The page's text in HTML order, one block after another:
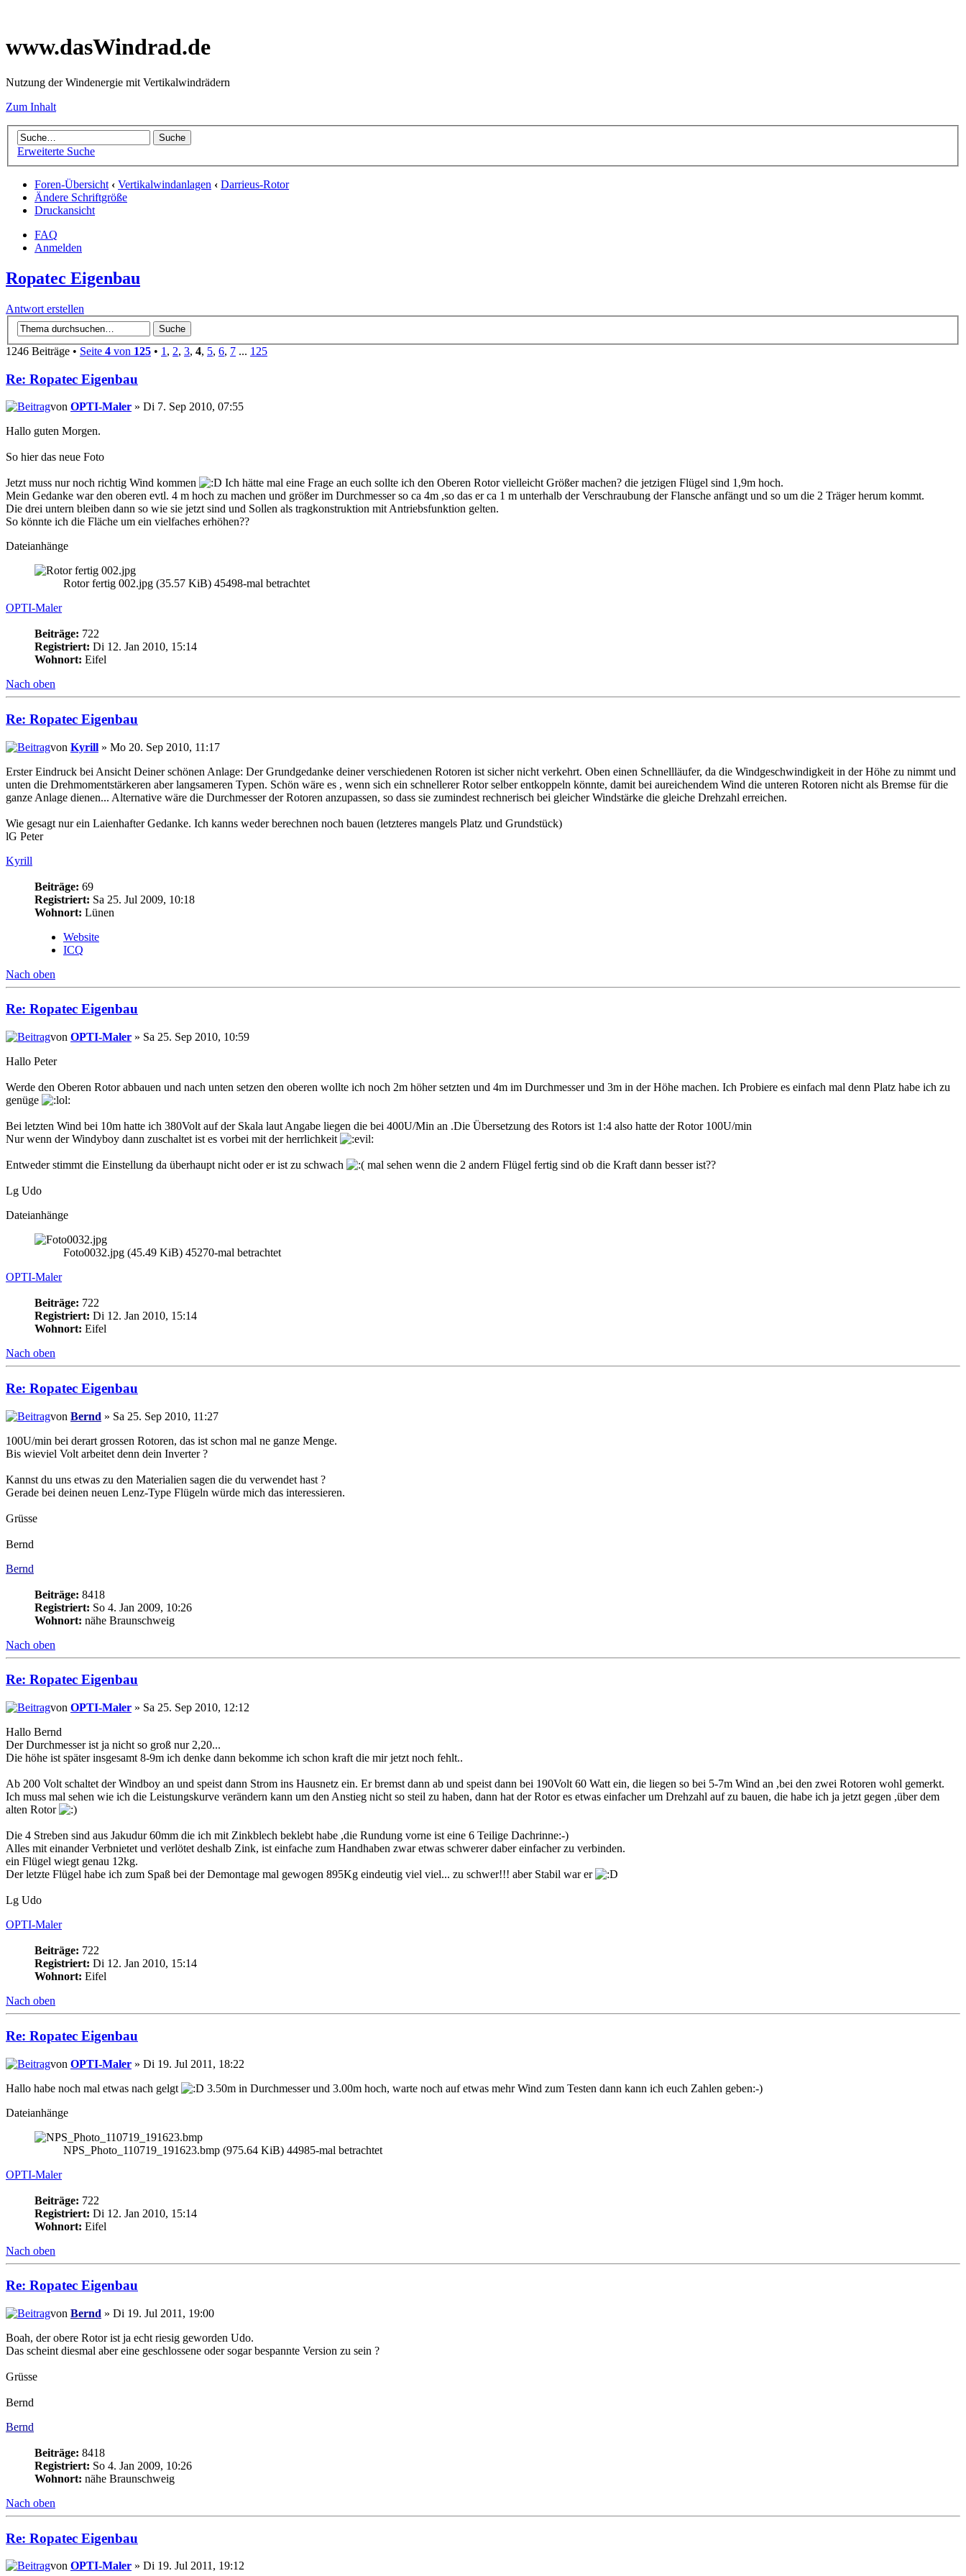
www.dasWindrad.de
Nutzung der Windenergie mit Vertikalwindrädern
Zum Inhalt
Erweiterte Suche
Foren-Übersicht ‹ Vertikalwindanlagen ‹ Darrieus-Rotor
Ändere Schriftgröße
Druckansicht
FAQ
Anmelden
Ropatec Eigenbau
Antwort erstellen
1246 Beiträge • Seite 4 von 125 • 1 , 2, 3, 4, 5, 6, 7 ... 125
Re: Ropatec Eigenbau
von OPTI-Maler » Di 7. Sep 2010, 07:55
Hallo guten Morgen.
So hier das neue Foto
Jetzt muss nur noch richtig Wind kommen
Ich hätte mal eine Frage an euch sollte ich den Oberen Rotor vielleicht Größer machen? die jetzigen Flügel sind 1,9m hoch.
Mein Gedanke war den oberen evtl. 4 m hoch zu machen und größer im Durchmesser so ca 4m ,so das er ca 1 m unterhalb der Verschraubung der Flansche anfängt und so um die 2 Träger herum kommt.
Die drei untern bleiben dann so wie sie jetzt sind und Sollen als tragkonstruktion mit Antriebsfunktion gelten.
So könnte ich die Fläche um ein vielfaches erhöhen??
Dateianhänge
Rotor fertig 002.jpg (35.57 KiB) 45498-mal betrachtet
OPTI-Maler
Beiträge: 722
Registriert: Di 12. Jan 2010, 15:14
Wohnort: Eifel
Nach oben
Re: Ropatec Eigenbau
von Kyrill » Mo 20. Sep 2010, 11:17
Erster Eindruck bei Ansicht Deiner schönen Anlage: Der Grundgedanke deiner verschiedenen Rotoren ist sicher nicht verkehrt. Oben einen Schnellläufer, da die Windgeschwindigkeit in der Höhe zu nimmt und
unten die Drehmomentstärkeren aber langsameren Typen. Schön wäre es , wenn sich ein schnellerer Rotor selber entkoppeln könnte, damit bei aureichendem Wind die unteren Rotoren nicht als Bremse für die
ganze Anlage dienen... Alternative wäre die Durchmesser der Rotoren anzupassen, so dass sie zumindest rechnerisch bei gleicher Windstärke die gleiche Drehzahl erreichen.
Wie gesagt nur ein Laienhafter Gedanke. Ich kanns weder berechnen noch bauen (letzteres mangels Platz und Grundstück)
lG Peter
Kyrill
Beiträge: 69
Registriert: Sa 25. Jul 2009, 10:18
Wohnort: Lünen
Website
ICQ
Nach oben
Re: Ropatec Eigenbau
von OPTI-Maler » Sa 25. Sep 2010, 10:59
Hallo Peter
Werde den Oberen Rotor abbauen und nach unten setzen den oberen wollte ich noch 2m höher setzten und 4m im Durchmesser und 3m in der Höhe machen. Ich Probiere es einfach mal denn Platz habe ich zu
genüge
Bei letzten Wind bei 10m hatte ich 380Volt auf der Skala laut Angabe liegen die bei 400U/Min an .Die Übersetzung des Rotors ist 1:4 also hatte der Rotor 100U/min
Nur wenn der Windyboy dann zuschaltet ist es vorbei mit der herrlichkeit
Entweder stimmt die Einstellung da überhaupt nicht oder er ist zu schwach mal sehen wenn die 2 andern Flügel fertig sind ob die Kraft dann besser ist??
Lg Udo
Dateianhänge
Foto0032.jpg (45.49 KiB) 45270-mal betrachtet
OPTI-Maler
Beiträge: 722
Registriert: Di 12. Jan 2010, 15:14
Wohnort: Eifel
Nach oben
Re: Ropatec Eigenbau
von Bernd » Sa 25. Sep 2010, 11:27
100U/min bei derart grossen Rotoren, das ist schon mal ne ganze Menge.
Bis wieviel Volt arbeitet denn dein Inverter ?
Kannst du uns etwas zu den Materialien sagen die du verwendet hast ?
Gerade bei deinen neuen Lenz-Type Flügeln würde mich das interessieren.
Grüsse
Bernd
Bernd
Beiträge: 8418
Registriert: So 4. Jan 2009, 10:26
Wohnort: nähe Braunschweig
Nach oben
Re: Ropatec Eigenbau
von OPTI-Maler » Sa 25. Sep 2010, 12:12
Hallo Bernd
Der Durchmesser ist ja nicht so groß nur 2,20...
Die höhe ist später insgesamt 8-9m ich denke dann bekomme ich schon kraft die mir jetzt noch fehlt..
Ab 200 Volt schaltet der Windboy an und speist dann Strom ins Hausnetz ein. Er bremst dann ab und speist dann bei 190Volt 60 Watt ein, die liegen so bei 5-7m Wind an ,bei den zwei Rotoren wohl gemerkt.
Ich muss mal sehen wie ich die Leistungskurve verändern kann um den Anstieg nicht so steil zu haben, dann hat der Rotor es etwas einfacher um Drehzahl auf zu bauen, die habe ich ja jetzt gegen ,über dem
alten Rotor
Die 4 Streben sind aus Jakudur 60mm die ich mit Zinkblech beklebt habe ,die Rundung vorne ist eine 6 Teilige Dachrinne:-)
Alles mit einander Verbnietet und verlötet deshalb Zink, ist einfache zum Handhaben zwar etwas schwerer daber einfacher zu verbinden.
ein Flügel wiegt genau 12kg.
Der letzte Flügel habe ich zum Spaß bei der Demontage mal gewogen 895Kg eindeutig viel viel... zu schwer!!! aber Stabil war er
Lg Udo
OPTI-Maler
Beiträge: 722
Registriert: Di 12. Jan 2010, 15:14
Wohnort: Eifel
Nach oben
Re: Ropatec Eigenbau
von OPTI-Maler » Di 19. Jul 2011, 18:22
Hallo habe noch mal etwas nach gelgt
3.50m in Durchmesser und 3.00m hoch, warte noch auf etwas mehr Wind zum Testen dann kann ich euch Zahlen geben:-)
Dateianhänge
NPS_Photo_110719_191623.bmp (975.64 KiB) 44985-mal betrachtet
OPTI-Maler
Beiträge: 722
Registriert: Di 12. Jan 2010, 15:14
Wohnort: Eifel
Nach oben
Re: Ropatec Eigenbau
von Bernd » Di 19. Jul 2011, 19:00
Boah, der obere Rotor ist ja echt riesig geworden Udo.
Das scheint diesmal aber eine geschlossene oder sogar bespannte Version zu sein ?
Grüsse
Bernd
Bernd
Beiträge: 8418
Registriert: So 4. Jan 2009, 10:26
Wohnort: nähe Braunschweig
Nach oben
Re: Ropatec Eigenbau
von OPTI-Maler » Di 19. Jul 2011, 19:12